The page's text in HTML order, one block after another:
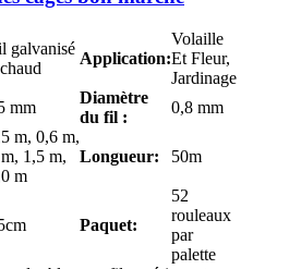
galvanisé
Application:
Volaille
Et Fleur,
Jardinage
mm
Diamètre
du fil :
0,8 mm
m, 0,6 m,
1,5 m,
m
Longueur: 50m
Paquet:
52
rouleaux
par
palette